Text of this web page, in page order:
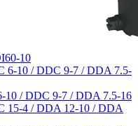
10
10 / DDC 9-7 / DDA 7.5-16